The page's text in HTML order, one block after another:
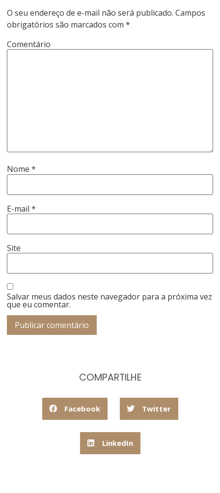
O seu endereço de e-mail não será publicado. Campos
obrigatórios são marcados com*
Comentário
Nome*
E-mail*
Site
Salvar meus dados neste navegador para a próxima vez
que eu comentar.
COMPARTILHE
Facebook Twitter
LinkedIn